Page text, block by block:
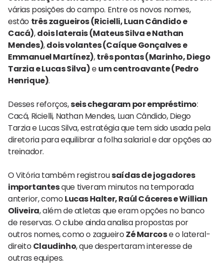
várias posições do campo. Entre os novos nomes,
estão três zagueiros (Ricielli, Luan Cândido e
Cacá),dois laterais (Mateus Silva e Nathan
Mendes),dois volantes (Caíque Gonçalves e
Emmanuel Martínez),três pontas (Marinho, Diego
Tarzia e Lucas Silva)eum centroavante (Pedro
Henrique).
Desses reforços,seis chegaram por empréstimo:
Cacá, Ricielli, Nathan Mendes, Luan Cândido, Diego
Tarzia e Lucas Silva, estratégia que tem sido usada pela
diretoria para equilibrar a folha salarial e dar opções ao
treinador.
O Vitória também registrousaídas de jogadores
importantesque tiveram minutos na temporada
anterior, como Lucas Halter, Raúl Cáceres e Willian
Oliveira, além de atletas que eram opções no banco
de reservas. O clube ainda analisa propostas por
outros nomes, como o zagueiro Zé Marcose o lateral-
direito Claudinho, que despertaram interesse de
outras equipes.